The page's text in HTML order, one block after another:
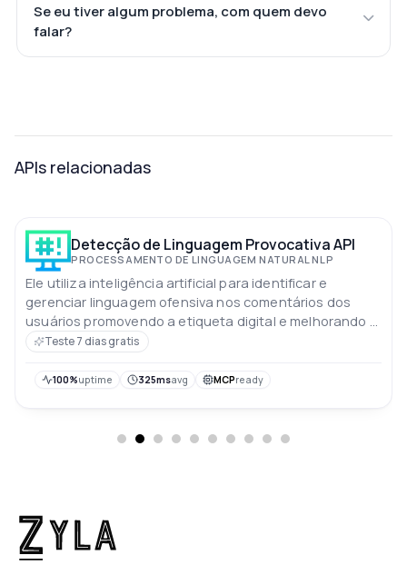
Se eu tiver algum problema, com quem devo
falar?
APIs relacionadas
Detecção de Linguagem Provocativa API
PROCESSAMENTO DE LINGUAGEM NATURAL NLP
Ele utiliza inteligência artificial para identificar e
gerenciar linguagem ofensiva nos comentários dos
usuários promovendo a etiqueta digital e melhorando a
segurança online
Teste 7 dias gratis
100%uptime 325msavg MCPready